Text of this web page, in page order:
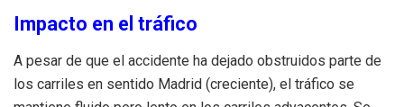
Impacto en el tráfico
A pesar de que el accidente ha dejado obstruidos parte de
los carriles en sentido Madrid (creciente), el tráfico se